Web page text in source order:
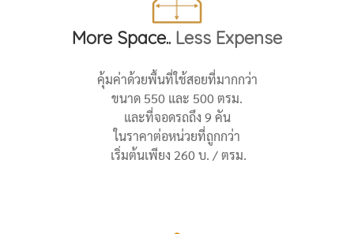
More Space.. Less Expense
คุ้มค่าด้วยพื้นที่ใช้สอยที่มากกว่า
ขนาด 550 และ 500 ตรม.
และที่จอดรถถึง 9 คัน
ในราคาต่อหน่วยที่ถูกกว่า
เริ่มต้นเพียง 260 บ. / ตรม.